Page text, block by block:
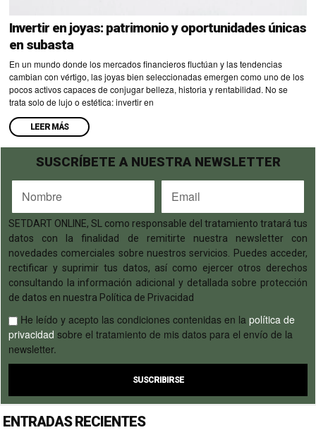
Invertir en joyas: patrimonio y oportunidades únicas
en subasta
En un mundo donde los mercados financieros fluctúan y las tendencias
cambian con vértigo, las joyas bien seleccionadas emergen como uno de los
pocos activos capaces de conjugar belleza, historia y rentabilidad. No se
trata solo de lujo o estética: invertir en
LEER MÁS
SUSCRÍBETE A NUESTRA NEWSLETTER
SETDART ONLINE, SL como responsable del tratamiento tratará tus
datos con la finalidad de remitirte nuestra newsletter con
novedades comerciales sobre nuestros servicios. Puedes acceder,
rectificar y suprimir tus datos, así como ejercer otros derechos
consultando la información adicional y detallada sobre protección
de datos en nuestra Política de Privacidad
He leído y acepto las condiciones contenidas en la política de
privacidad sobre el tratamiento de mis datos para el envío de la
newsletter.
ENTRADAS RECIENTES